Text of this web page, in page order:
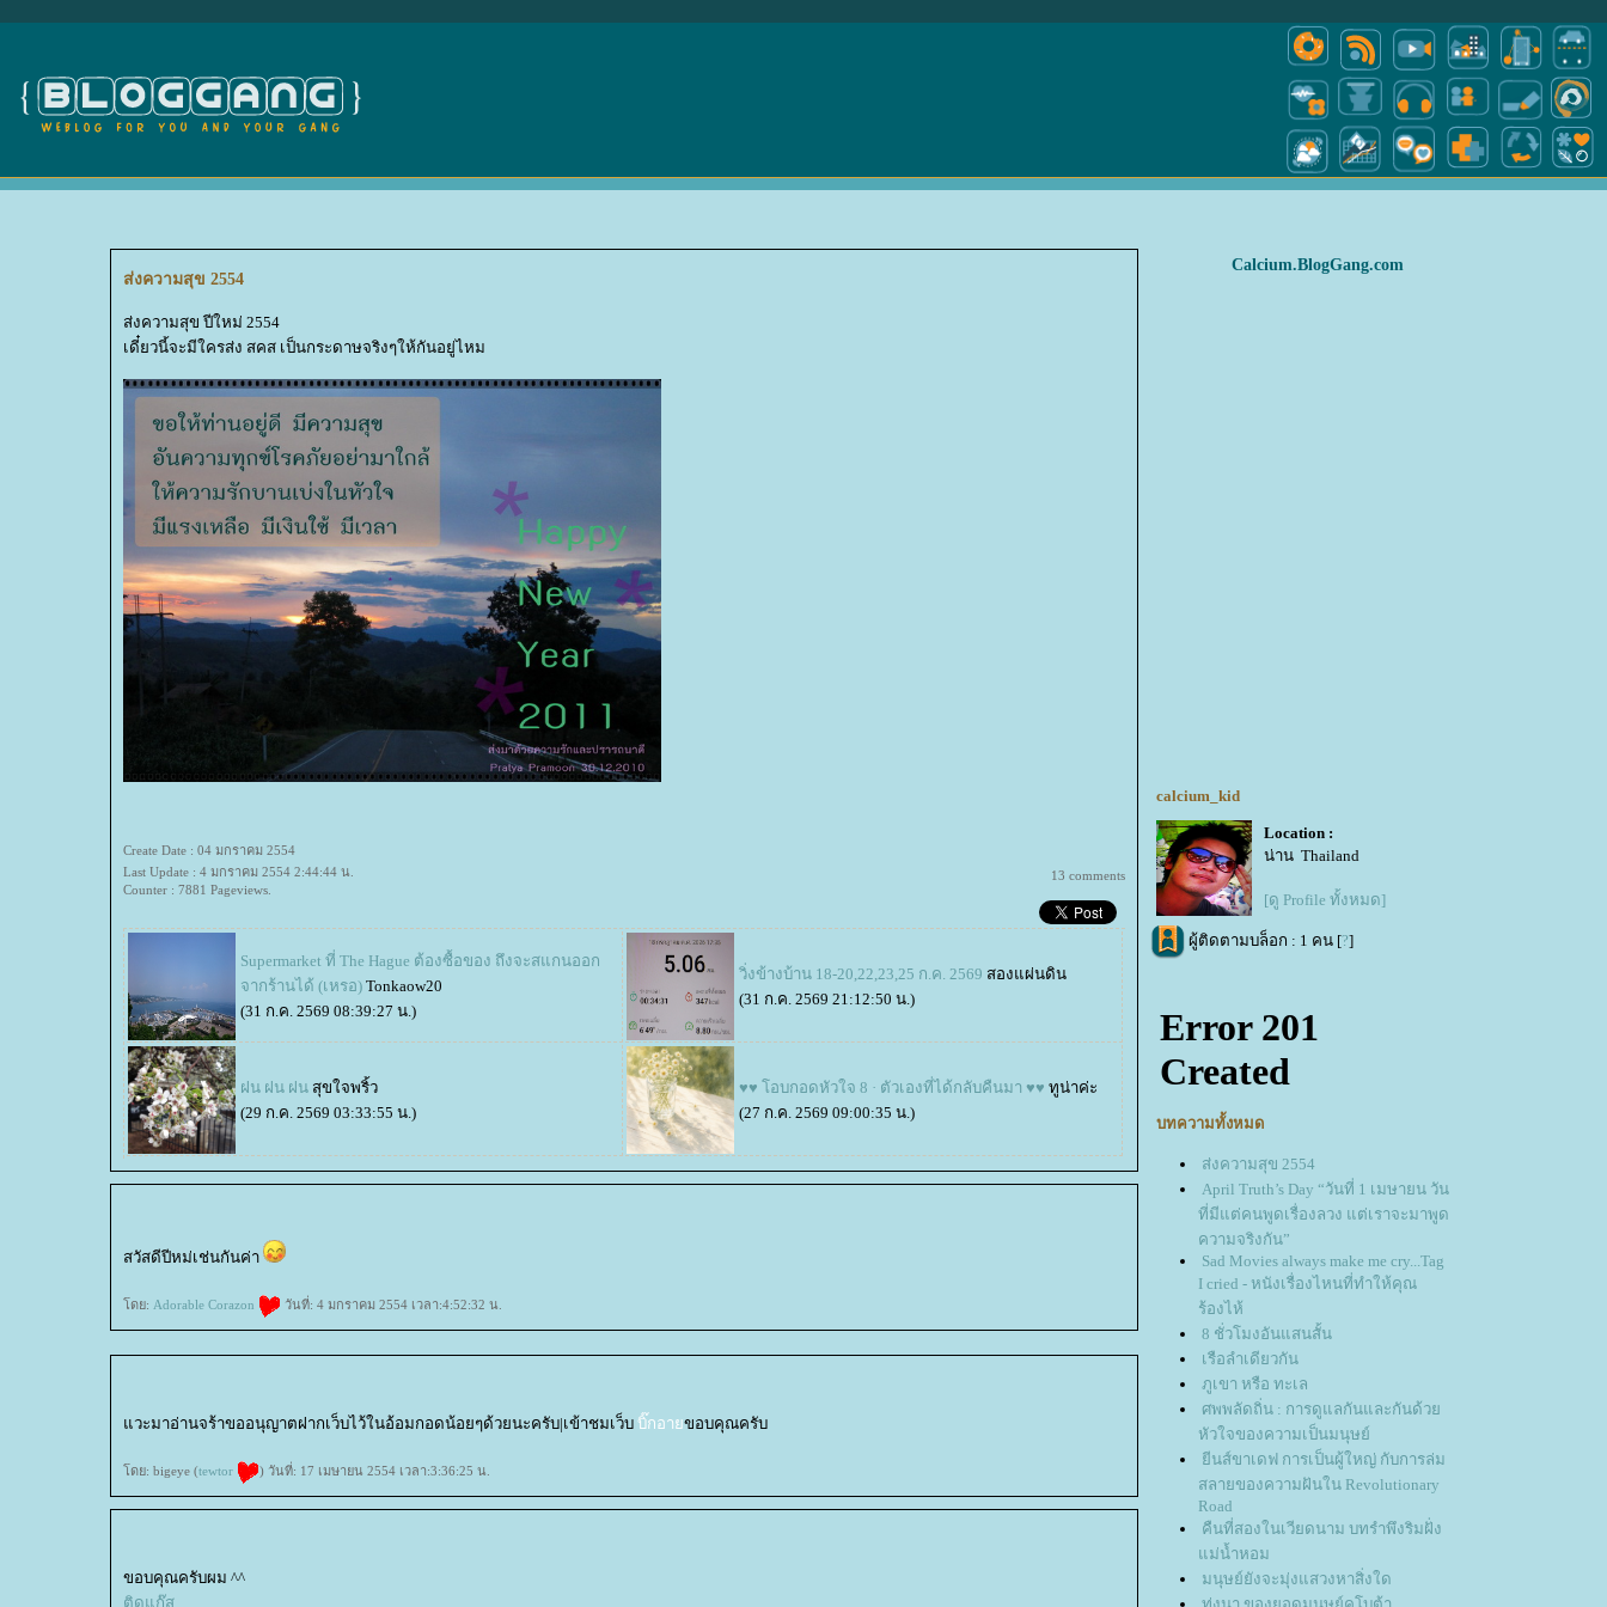
ส่งความสุข 2554
ส่งความสุข ปีใหม่ 2554
เดี๋ยวนี้จะมีใครส่ง สคส เป็นกระดาษจริงๆให้กันอยู่ไหม
Create Date : 04 มกราคม 2554
Last Update : 4 มกราคม 2554 2:44:44 น.
Counter : 7881 Pageviews.
13 comments
Supermarket ที่ The Hague ต้องซื้อของ ถึงจะสแกนออก
จากร้านได้ (เหรอ) Tonkaow20
(31 ก.ค. 2569 08:39:27 น.)
วิ่งข้างบ้าน 18-20,22,23,25 ก.ค. 2569 สองแผ่นดิน
(31 ก.ค. 2569 21:12:50 น.)
ฝน ฝน ฝน สุขใจพริ้ว
(29 ก.ค. 2569 03:33:55 น.)
♥♥ โอบกอดหัวใจ 8 · ตัวเองที่ได้กลับคืนมา ♥♥ ทูน่าค่ะ
(27 ก.ค. 2569 09:00:35 น.)
สวัสดีปีหม่เช่นกันค่า
ดย: Adorable Corazon วันที่: 4 มกราคม 2554 เวลา:4:52:32 น.
วะมาอ่านจร้าขออนุญาตฝากเว็บไว้ในอ้อมกอดน้อยๆด้วยนะครับ|เข้าชมเว็บ บิ๊กอาขอบคุณครับ
ดย: bigeye (tewtor ) วันที่: 17 เมษายน 2554 เวลา:3:36:25 น.
ขอบคุณครับผม ^^
ติดแก๊ส
Calcium.BlogGang.com
calcium_kid
Location :
น่าน Thailand
[ดู Profile ทั้งหมด]
ผู้ติดตามบล็อก : 1 คน [?]
บทความทั้งหมด
ส่งความสุข 2554
April Truth’s Day “วันที่ 1 เมษายน วัน
ที่มีแต่คนพูดเรื่องลวง แต่เราจะมาพูด
ความจริงกัน”
Sad Movies always make me cry...Tag
I cried - หนังเรื่องไหนที่ทำให้คุณ
ร้องไห้
8 ชั่วโมงอันแสนสั้น
เรือลำเดียวกัน
ภูเขา หรือ ทะเล
ศพพลัดถิ่น : การดูแลกันและกันด้ว
หัวใจของความเป็นมนุษย์
ีนส์ขาเดฟ การเป็นผู้ใหญ่ กับการล่ม
สลายของความฝันใน Revolutionary
Road
คืนที่สองในเวียดนาม บทรำพึงริมฝั่ง
ม่น้ำหอม
มนุษย์ยังจะมุ่งแสวงหาสิ่งใด